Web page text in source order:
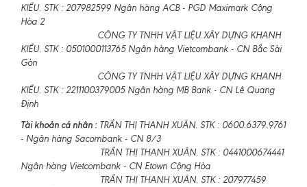
KIỀU. STK : 207982599 Ngân hàng ACB - PGD Maximark Cộng
Hòa 2
CÔNG TY TNHH VẬT LIỆU XÂY DỰNG KHANH
KIỀU. STK : 0501000113765 Ngân hàng Vietcombank - CN Bắc Sài
Gòn
CÔNG TY TNHH VẬT LIỆU XÂY DỰNG KHANH
KIỀU. STK : 2211100379005 Ngân hàng MB Bank - CN Lê Quang
Định
Tài khoản cá nhân :TRẦN THỊ THANH XUÂN. STK : 0600.6379.9761
- Ngân hàng Sacombank - CN 8/3
TRẦN THỊ THANH XUÂN. STK : 0441000674441
Ngân hàng Vietcombank - CN Etown Cộng Hòa
TRẦN THỊ THANH XUÂN. STK : 207977459